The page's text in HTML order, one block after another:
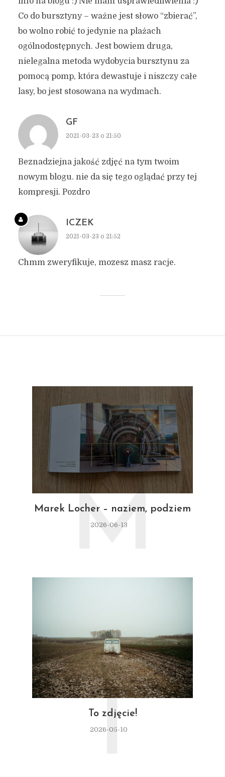
Co do bursztyny – ważne jest słowo “zbierać”,
bo wolno robić to jedynie na plażach
ogólnodostępnych. Jest bowiem druga,
nielegalna metoda wydobycia bursztynu za
pomocą pomp, która dewastuje i niszczy całe
lasy, bo jest stosowana na wydmach.
GF
2021-03-23 o 21:50
Beznadziejna jakość zdjęć na tym twoim
nowym blogu. nie da się tego oglądać przy tej
kompresji. Pozdro
ICZEK
2021-03-23 o 21:52
Chmm zweryfikuje, mozesz masz racje.
Marek Locher – naziem, podziem
2026-06-13
M
To zdjęcie!
2026-05-10
T